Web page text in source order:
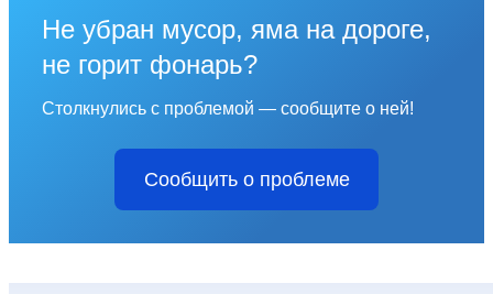
Не убран мусор, яма на дороге,
не горит фонарь?
Столкнулись с проблемой — сообщите о ней!
Сообщить о проблеме